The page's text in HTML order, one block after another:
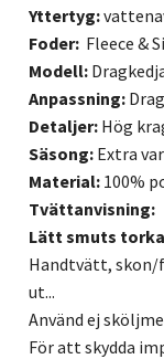
Yttertyg:
Foder: Fleece &
Modell:
Anpassning:
Detaljer: Hög
Säsong: Extra
Material: 100%
Tvättanvisning:
Lätt smuts
Handtvätt, skon/
ut...
Använd ej
För att skydda